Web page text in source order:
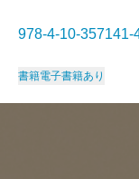
978-4-10-
書籍電子書籍あり